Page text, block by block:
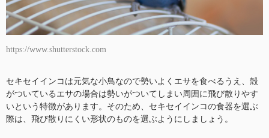
https://www.shutterstock.com
セキセイインコは元気な小鳥なので勢いよくエサを食べるうえ、殻
がついているエサの場合は勢いがついてしまい周囲に飛び散りやす
いという特徴があります。そのため、セキセイインコの食器を選ぶ
際は、飛び散りにくい形状のものを選ぶようにしましょう。